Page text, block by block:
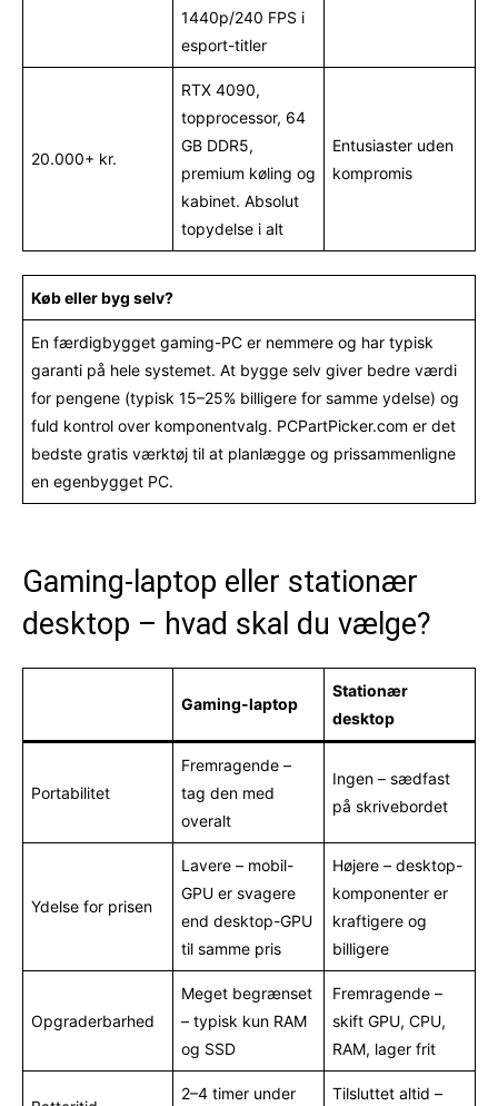
1440p/240 FPS i
esport-titler
20.000+ kr.
RTX 4090,
topprocessor, 64
GB DDR5,
premium køling og
kabinet. Absolut
topydelse i alt
Entusiaster uden
kompromis
Køb eller byg selv?
En færdigbygget gaming-PC er nemmere og har typisk
garanti på hele systemet. At bygge selv giver bedre værdi
for pengene (typisk 15–25% billigere for samme ydelse) og
fuld kontrol over komponentvalg. PCPartPicker.com er det
bedste gratis værktøj til at planlægge og prissammenligne
en egenbygget PC.
Gaming-laptop eller stationær
desktop – hvad skal du vælge?
Gaming-laptop
Stationær
desktop
Portabilitet
Fremragende –
tag den med
overalt
Ingen – sædfast
på skrivebordet
Ydelse for prisen
Lavere – mobil-
GPU er svagere
end desktop-GPU
til samme pris
Højere – desktop-
komponenter er
kraftigere og
billigere
Opgraderbarhed
Meget begrænset
– typisk kun RAM
og SSD
Fremragende –
skift GPU, CPU,
RAM, lager frit
2–4 timer under
Tilsluttet altid –